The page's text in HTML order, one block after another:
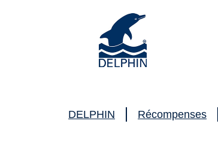
DELPHIN Récompenses